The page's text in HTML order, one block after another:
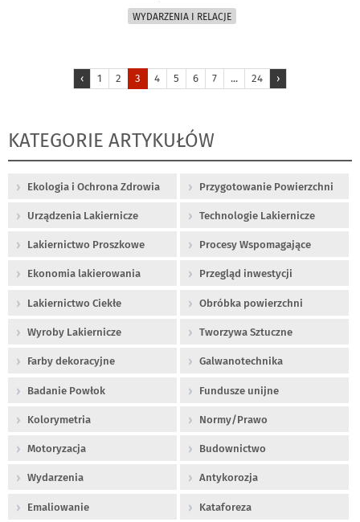
WYDARZENIA I RELACJE
‹ 1 2 3 4 5 6 7 ... 24 ›
KATEGORIE ARTYKUŁÓW
Ekologia i Ochrona Zdrowia Przygotowanie Powierzchni
Urządzenia Lakiernicze Technologie Lakiernicze
Lakiernictwo Proszkowe Procesy Wspomagające
Ekonomia lakierowania Przegląd inwestycji
Lakiernictwo Ciekłe Obróbka powierzchni
Wyroby Lakiernicze Tworzywa Sztuczne
Farby dekoracyjne Galwanotechnika
Badanie Powłok Fundusze unijne
Kolorymetria Normy/Prawo
Motoryzacja Budownictwo
Wydarzenia Antykorozja
Emaliowanie Kataforeza